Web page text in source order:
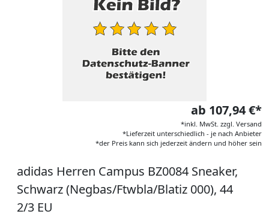
ab 107,94 €*
*inkl. MwSt. zzgl. Versand
*Lieferzeit unterschiedlich - je nach Anbieter
*der Preis kann sich jederzeit ändern und höher sein
adidas Herren Campus BZ0084 Sneaker,
Schwarz (Negbas/Ftwbla/Blatiz 000), 44
2/3 EU